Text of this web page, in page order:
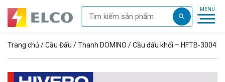
Trang chủ /Cầu Đấu /Thanh DOMINO / Cầu đấu khối – HFTB-3004